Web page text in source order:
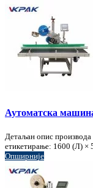
Аутоматска
Детаљан опис
етикетирање: 1600 (Л) ×
Опширније